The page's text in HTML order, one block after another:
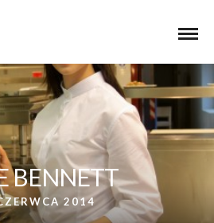
BENNETT
2014